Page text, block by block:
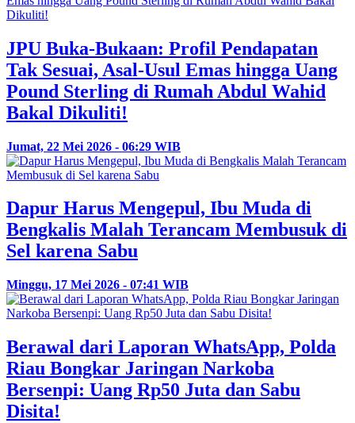
JPU Buka-Bukaan: Profil Pendapatan
Tak Sesuai, Asal-Usul Emas hingga Uang
Pound Sterling di Rumah Abdul Wahid
Bakal Dikuliti!
Jumat, 22 Mei 2026 - 06:29 WIB
Dapur Harus Mengepul, Ibu Muda di
Bengkalis Malah Terancam Membusuk di
Sel karena Sabu
Minggu, 17 Mei 2026 - 07:41 WIB
Berawal dari Laporan WhatsApp, Polda
Riau Bongkar Jaringan Narkoba
Bersenpi: Uang Rp50 Juta dan Sabu
Disita!